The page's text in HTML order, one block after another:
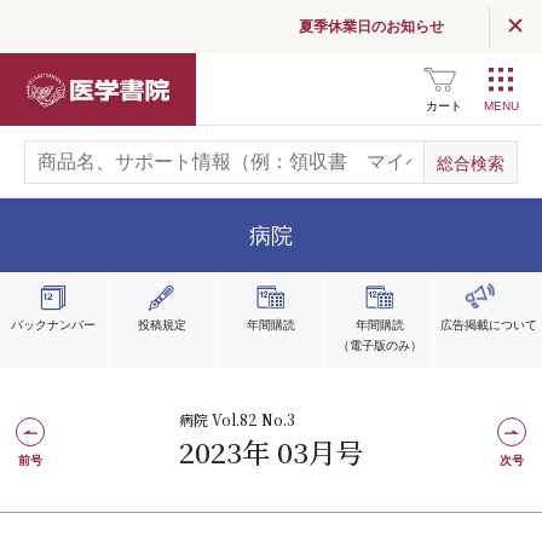
夏季休業日のお知らせ
カート
病院
バックナンバー 投稿規定 年間購読
年間購読
（電子版のみ）
広告掲載について
病院 Vol.82 No.3
2023年 03月号
前号 次号